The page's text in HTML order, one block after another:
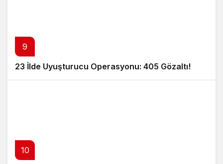
9
23 İlde Uyuşturucu Operasyonu: 405 Gözaltı!
10